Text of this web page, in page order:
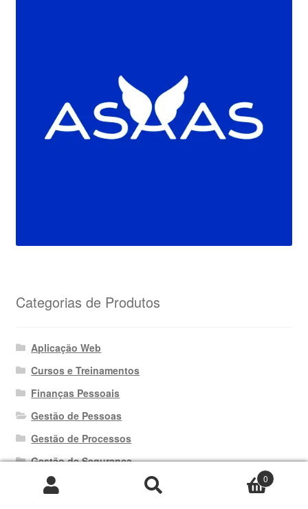
Categorias de Produtos
Aplicação Web
Cursos e Treinamentos
Finanças Pessoais
Gestão de Pessoas
Gestão de Processos
Gestão de Segurança
Gestão de Vendas
Pesquisar
Pesquisar
0